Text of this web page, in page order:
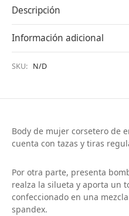
Descripción
Información adicional
SKU: N/D
Body de mujer corsetero de
cuenta con tazas y tiras
Por otra parte, presenta
realza la silueta y aporta un
confeccionado en una
spandex.